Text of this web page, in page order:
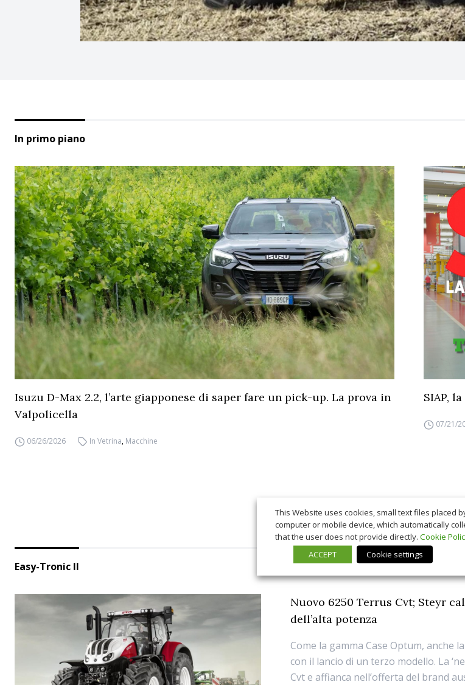
In primo piano
Isuzu D-Max 2.2, l’arte giapponese di saper fare un pick-up. La prova in
Valpolicella
06/26/2026 In Vetrina, Macchine
SIAP,
07/21/
Easy-Tronic II
Nuovo 6250 Terrus Cvt; Steyr
dell’alta potenza
Come la gamma Case Optum, anche
con il lancio di un terzo modello. La
Cvt e affianca nell’offerta del brand
This Website uses cookies, small text files placed
computer or mobile device, which automatically
that the user does not provide directly. Cookie
ACCEPT
Cookie settings